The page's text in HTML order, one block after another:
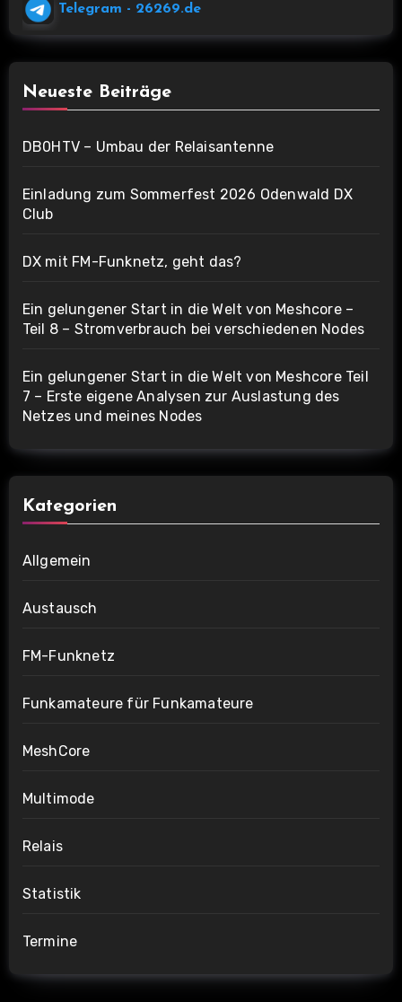
Telegram - 26269.de
Neueste Beiträge
DB0HTV – Umbau der Relaisantenne
Einladung zum Sommerfest 2026 Odenwald DX
Club
DX mit FM-Funknetz, geht das?
Ein gelungener Start in die Welt von Meshcore –
Teil 8 – Stromverbrauch bei verschiedenen Nodes
Ein gelungener Start in die Welt von Meshcore Teil
7 – Erste eigene Analysen zur Auslastung des
Netzes und meines Nodes
Kategorien
Allgemein
Austausch
FM-Funknetz
Funkamateure für Funkamateure
MeshCore
Multimode
Relais
Statistik
Termine